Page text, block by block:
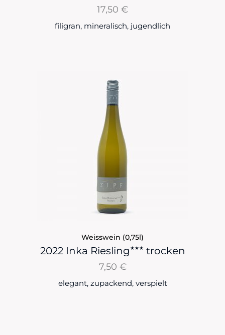
17,50 €
filigran, mineralisch, jugendlich
Weisswein (0,75l)
2022 Inka Riesling ★★★ trocken
7,50 €
elegant, zupackend, verspielt